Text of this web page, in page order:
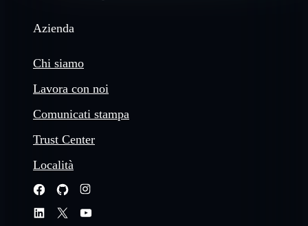
Azienda
Chi siamo
Lavora con noi
Comunicati stampa
Trust Center
Località